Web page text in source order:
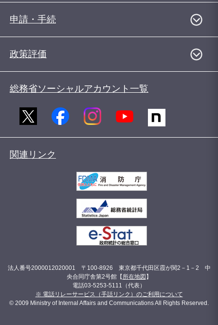
申請・手続
政策評価
総務省ソーシャルアカウント一覧
関連リンク
法人番号2000012020001 〒100-8926 東京都千代田区霞が関2－1－2 中
央合同庁舎第2号館【 所在地図 】
電話03-5253-5111（代表）
※ 電話リレーサービス（手話リンク）のご利用について
© 2009 Ministry of Internal Affairs and Communications All Rights Reserved.